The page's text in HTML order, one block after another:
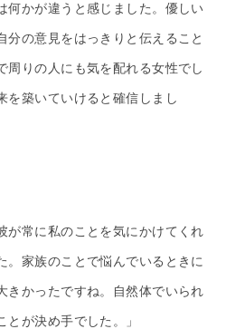
何かが違うと感じました。優しい
分の意見をはっきりと伝えること
周りの人にも気を配れる女性でし
を築いていけると確信しまし
が常に私のことを気にかけてくれ
。家族のことで悩んでいるときに
きかったですね。自然体でいられ
とが決め手でした。」